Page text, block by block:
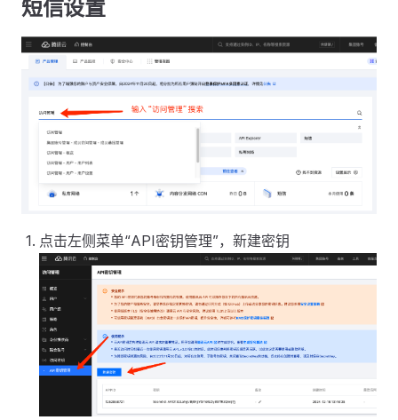
短信设置
点击左侧菜单“API密钥管理”，新建密钥